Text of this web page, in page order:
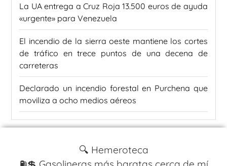
La UA entrega a Cruz Roja 13.500 euros de ayuda
«urgente» para Venezuela
El incendio de la sierra oeste mantiene los cortes
de tráfico en trece puntos de una decena de
carreteras
Declarado un incendio forestal en Purchena que
moviliza a ocho medios aéreos
🔍 Hemeroteca